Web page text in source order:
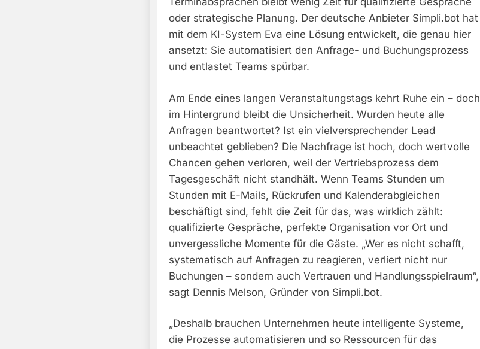
oder strategische Planung. Der deutsche Anbieter Simpli.bot hat
mit dem KI-System Eva eine Lösung entwickelt, die genau hier
ansetzt: Sie automatisiert den Anfrage- und Buchungsprozess
und entlastet Teams spürbar.
Am Ende eines langen Veranstaltungstags kehrt Ruhe ein – doch
im Hintergrund bleibt die Unsicherheit. Wurden heute alle
Anfragen beantwortet? Ist ein vielversprechender Lead
unbeachtet geblieben? Die Nachfrage ist hoch, doch wertvolle
Chancen gehen verloren, weil der Vertriebsprozess dem
Tagesgeschäft nicht standhält. Wenn Teams Stunden um
Stunden mit E-Mails, Rückrufen und Kalenderabgleichen
beschäftigt sind, fehlt die Zeit für das, was wirklich zählt:
qualifizierte Gespräche, perfekte Organisation vor Ort und
unvergessliche Momente für die Gäste. „Wer es nicht schafft,
systematisch auf Anfragen zu reagieren, verliert nicht nur
Buchungen – sondern auch Vertrauen und Handlungsspielraum“,
sagt Dennis Melson, Gründer von Simpli.bot.
„Deshalb brauchen Unternehmen heute intelligente Systeme,
die Prozesse automatisieren und so Ressourcen für das